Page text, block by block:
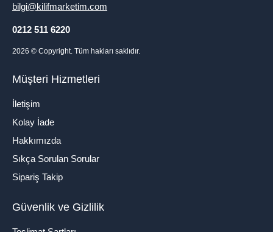
bilgi@kilifmarketim.com
0212 511 6220
2026 © Copyright. Tüm hakları saklıdır.
Müşteri Hizmetleri
İletişim
Kolay İade
Hakkımızda
Sıkça Sorulan Sorular
Sipariş Takip
Güvenlik ve Gizlilik